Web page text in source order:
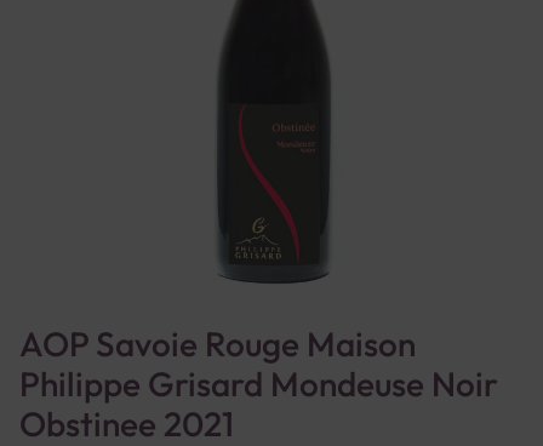
AOP Savoie Rouge Maison
Philippe Grisard Mondeuse Noir
Obstinee 2021